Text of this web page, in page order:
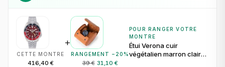
CETTE MONTRE
416,40 €
+
RANGEMENT − 20 %
39 € 31,10 €
POUR RANGER VOTRE
MONTRE
Étui Verona cuir
végétalien marron clair